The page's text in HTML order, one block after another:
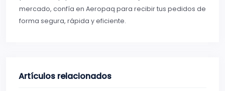
mercado, confía en Aeropaq para recibir tus pedidos de
forma segura, rápida y eficiente.
Artículos relacionados